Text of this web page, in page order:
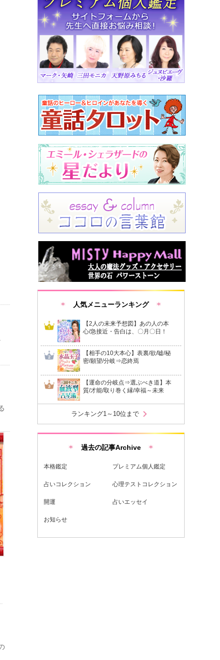
人気メニューランキング
【2人の未来予想図】あの人の本
心/急接近・告白は、〇月〇日！
【相手の10大本心】表裏/欲/嘘/秘
密/願望/分岐⇒恋終焉
【運命の分岐点⇒選ぶべき道】本
質/才能/取り巻く縁/幸福～未来
ランキング1～10位まで chevron_right
過去の記事Archive
本格鑑定 プレミアム個人鑑定
占いコレクション 心理テストコレクション
開運 占いエッセイ
お知らせ